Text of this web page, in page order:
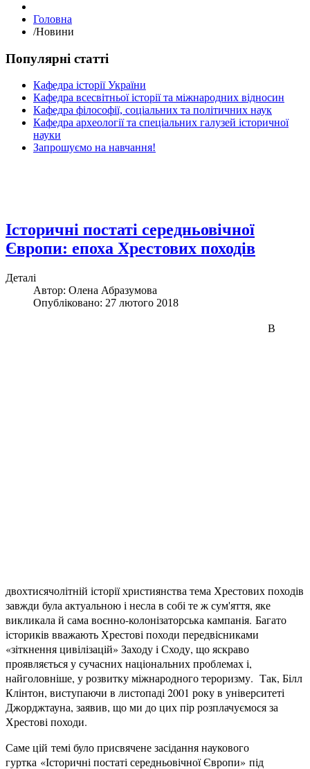
Головна
/Hовини
Популярні статті
Кафедра історії України
Кафедра всесвітньої історії та міжнародних відносин
Кафедра філософії, соціальних та політичних наук
Кафедра археології та спеціальних галузей історичної
науки
Запрошуємо на навчання!
Історичні постаті середньовічної
Європи: епоха Хрестових походів
Деталі
Автор: Олена Абразумова
Опубліковано: 27 лютого 2018
В
двохтисячолітній історії християнства тема Хрестових походів
завжди була актуальною і несла в собі те ж сум'яття, яке
викликала й сама воєнно-колонізаторська кампанія. Багато
істориків вважають Хрестові походи передвісниками
«зіткнення цивілізацій» Заходу і Сходу, що яскраво
проявляється у сучасних національних проблемах і,
найголовніше, у розвитку міжнародного тероризму. Так, Білл
Клінтон, виступаючи в листопаді 2001 року в університеті
Джорджтауна, заявив, що ми до цих пір розплачуємося за
Хрестові походи.
Саме цій темі було присвячене засідання наукового
гуртка «Історичні постаті середньовічної Європи» під